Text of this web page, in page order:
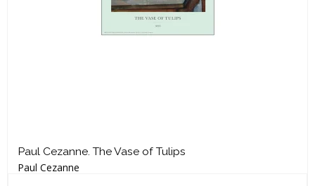
Paul Cezanne. The Vase of Tulips
Paul Cezanne